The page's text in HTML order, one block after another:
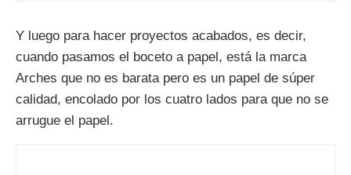
Y luego para hacer proyectos acabados, es decir,
cuando pasamos el boceto a papel, está la marca
Arches que no es barata pero es un papel de súper
calidad, encolado por los cuatro lados para que no se
arrugue el papel.